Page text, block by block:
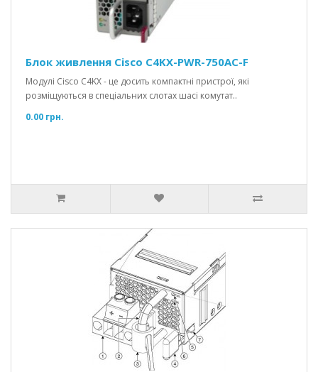
Блок живлення Cisco C4KX-PWR-750AC-F
Модулі Cisco C4KX - це досить компактні пристрої, які
розміщуються в спеціальних слотах шасі комутат..
0.00 грн.